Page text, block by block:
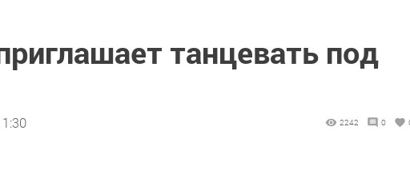
танцевать под
2242 0